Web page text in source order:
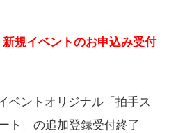
規イベントのお申込み受付
ベントオリジナル「拍手ス
ト」の追加登録受付終了